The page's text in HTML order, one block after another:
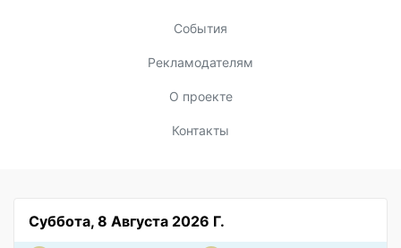
События
Рекламодателям
О проекте
Контакты
Суббота, 8 Августа 2026 Г.